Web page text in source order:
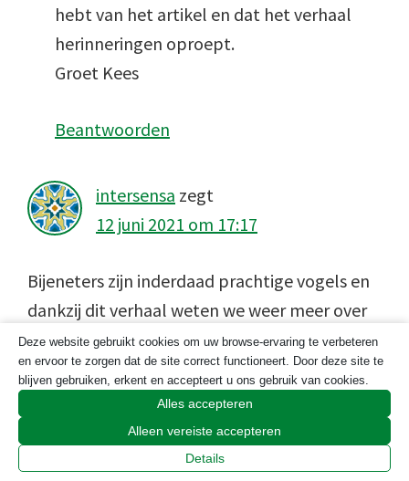
hebt van het artikel en dat het verhaal
herinneringen oproept.
Groet Kees
Beantwoorden
intersensa zegt
12 juni 2021 om 17:17
Bijeneters zijn inderdaad prachtige vogels en
dankzij dit verhaal weten we weer meer over
ze. Héle mooie foto’s, mooi vastgelegd (met
waarschijnlijk heel veel geduld)!!!
Bedankt.
Deze website gebruikt cookies om uw browse-ervaring te verbeteren
en ervoor te zorgen dat de site correct functioneert. Door deze site te
blijven gebruiken, erkent en accepteert u ons gebruik van cookies.
Alles accepteren
Alleen vereiste accepteren
Details